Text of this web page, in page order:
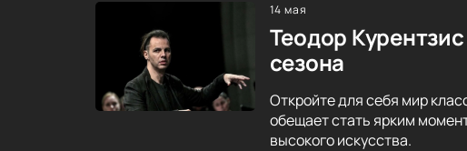
14 мая
Теодор
сезона
Откройте для себя мир
обещает стать ярким
высокого искусства.